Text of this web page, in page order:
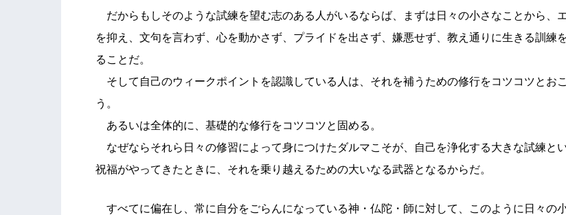
だからもしそのような試練を望む志のある人がいるならば、まずは日々の小さなことから、
を抑え、文句を言わず、心を動かさず、プライドを出さず、嫌悪せず、教え通りに生きる訓練
ることだ。
そして自己のウィークポイントを認識している人は、それを補うための修行をコツコツとお
う。
あるいは全体的に、基礎的な修行をコツコツと固める。
なぜならそれら日々の修習によって身につけたダルマこそが、自己を浄化する大きな試練と
祝福がやってきたときに、それを乗り越えるための大いなる武器となるからだ。
すべてに偏在し、常に自分をごらんになっている神・仏陀・師に対して、このように日々の